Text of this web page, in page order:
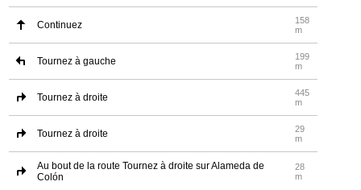
Continuez
158
m
Tournez à gauche
199
m
Tournez à droite
445
m
Tournez à droite
29
m
Au bout de la route Tournez à droite sur Alameda de
Colón
28
m